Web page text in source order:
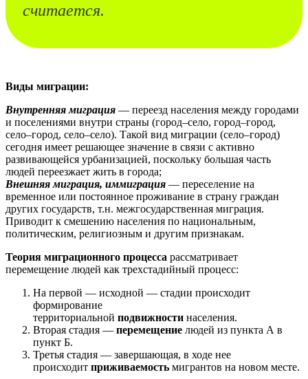
считается.
Виды миграции:
Внутренняя миграция — переезд населения между городами
и поселениями внутри страны (город–село, город–город,
село–город, село–село). Такой вид миграции (село–город)
сегодня имеет решающее значение в связи с активно
развивающейся урбанизацией, поскольку большая часть
людей переезжает жить в города;
Внешняя миграция, иммиграция — переселение на
временное или постоянное проживание в страну граждан
других государств, т.н. межгосударственная миграция.
Приводит к смешению населения по национальным,
политическим, религиозным и другим признакам.
Теория миграционного процесса рассматривает
перемещение людей как трехстадийный процесс:
На первой — исходной — стадии происходит
формирование
территориальной подвижности населения.
Вторая стадия — перемещение людей из пункта А в
пункт Б.
Третья стадия — завершающая, в ходе нее
происходит приживаемость мигрантов на новом месте.